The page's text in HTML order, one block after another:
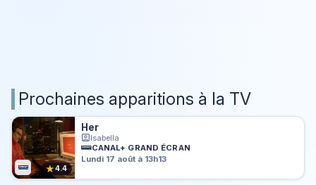
Prochaines apparitions à la TV
★4.4
Her
Isabella
CANAL+ GRAND ÉCRAN
Lundi 17 août à 13h13